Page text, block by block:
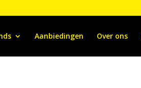
Aanbiedingen Over ons